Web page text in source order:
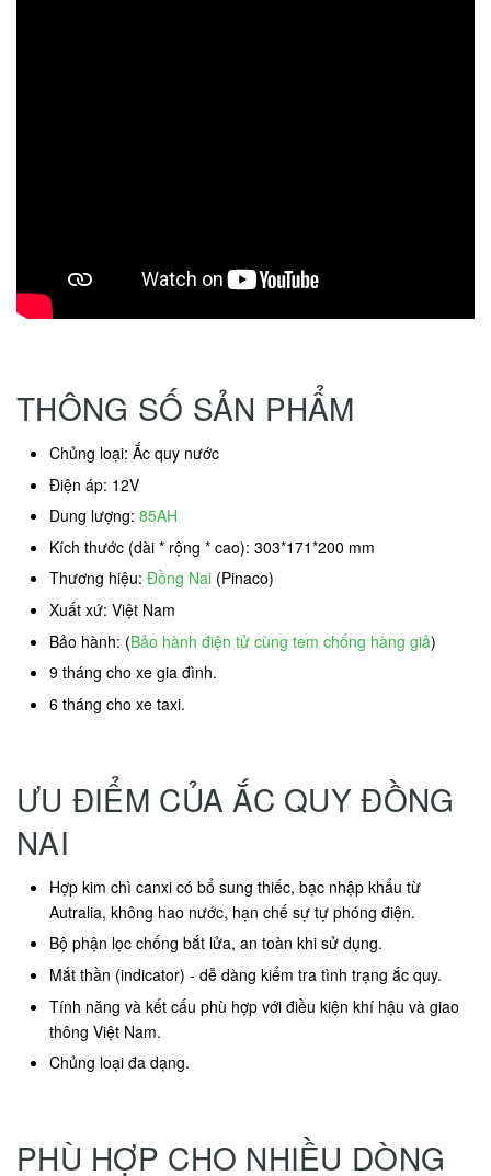
THÔNG SỐ SẢN PHẨM
Chủng loại: Ắc quy nước
Điện áp: 12V
Dung lượng: 85AH
Kích thước (dài * rộng * cao): 303*171*200 mm
Thương hiệu: Đồng Nai (Pinaco)
Xuất xứ: Việt Nam
Bảo hành: (Bảo hành điện tử cùng tem chống hàng giả)
9 tháng cho xe gia đình.
6 tháng cho xe taxi.
ƯU ĐIỂM CỦA ẮC QUY ĐỒNG
NAI
Hợp kim chì canxi có bổ sung thiếc, bạc nhập khẩu từ
Autralia, không hao nước, hạn chế sự tự phóng điện.
Bộ phận lọc chống bắt lửa, an toàn khi sử dụng.
Mắt thần (indicator) - dễ dàng kiểm tra tình trạng ắc quy.
Tính năng và kết cấu phù hợp với điều kiện khí hậu và giao
thông Việt Nam.
Chủng loại đa dạng.
PHÙ HỢP CHO NHIỀU DÒNG